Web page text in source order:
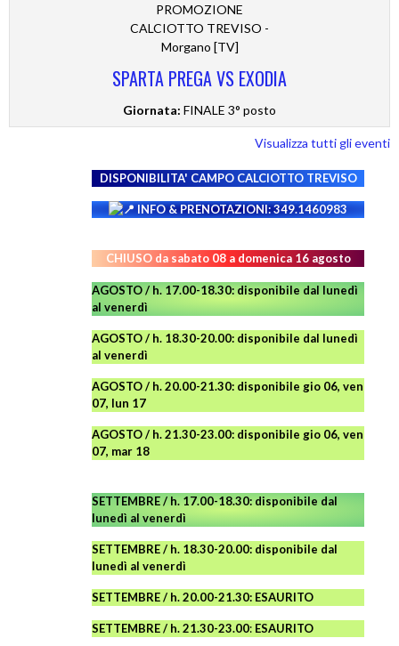
PROMOZIONE
CALCIOTTO TREVISO -
Morgano [TV]
SPARTA PREGA VS EXODIA
Giornata: FINALE 3° posto
Visualizza tutti gli eventi
DISPONIBILITA' CAMPO CALCIOTTO TREVISO
INFO & PRENOTAZIONI: 349.1460983
CHIUSO da sabato 08 a domenica 16 agosto
AGOSTO / h. 17.00-18.30: disponibile dal lunedì
al venerdì
AGOSTO/ h. 18.30-20.00: disponibile dal lunedì
al venerdì
AGOSTO / h. 20.00-21.30: disponibile gio 06, ven
07, lun 17
AGOSTO/ h. 21.30-23.00: disponibile gio 06, ven
07, mar 18
SETTEMBRE / h. 17.00-18.30: disponibile dal
lunedì al venerdì
SETTEMBRE / h. 18.30-20.00: disponibile dal
lunedì al venerdì
SETTEMBRE / h. 20.00-21.30: ESAURITO
SETTEMBRE / h. 21.30-23.00: ESAURITO